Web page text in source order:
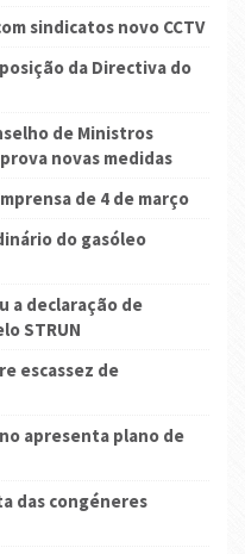
sindicatos novo CCTV
da Directiva do
de Ministros
novas medidas
de 4 de março
do gasóleo
a declaração de
STRUN
escassez de
apresenta plano de
das congéneres